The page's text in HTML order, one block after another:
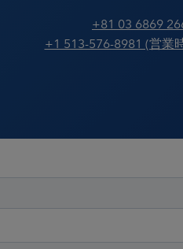
+81 03 6869
+1 513-576-8981 (営